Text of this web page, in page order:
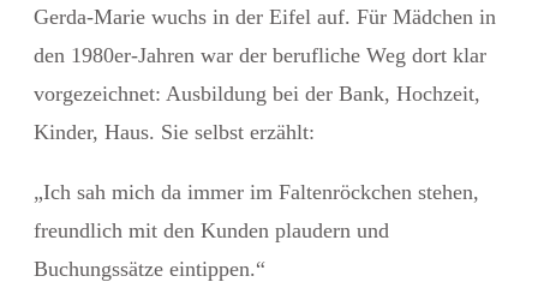
Gerda-Marie wuchs in der Eifel auf. Für Mädchen in
den 1980er-Jahren war der berufliche Weg dort klar
vorgezeichnet: Ausbildung bei der Bank, Hochzeit,
Kinder, Haus. Sie selbst erzählt:
„Ich sah mich da immer im Faltenröckchen stehen,
freundlich mit den Kunden plaudern und
Buchungssätze eintippen.“